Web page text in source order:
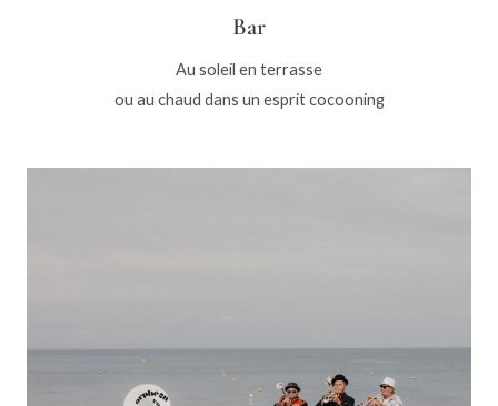
Bar
Au soleil en terrasse
ou au chaud dans un esprit cocooning